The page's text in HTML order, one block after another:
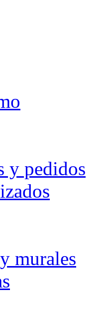
y pedidos
murales